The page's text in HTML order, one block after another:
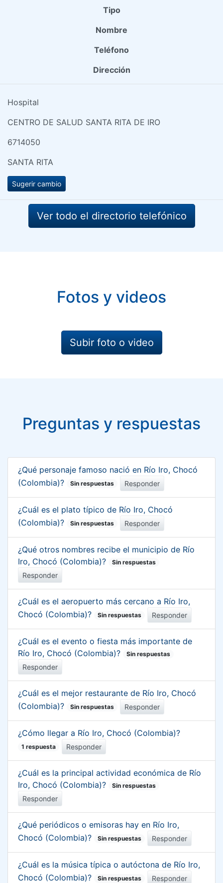
Tipo
Nombre
Teléfono
Dirección
Hospital
CENTRO DE SALUD SANTA RITA DE IRO
6714050
SANTA RITA
Sugerir cambio
Ver todo el directorio telefónico
Fotos y videos
Subir foto o video
Preguntas y respuestas
¿Qué personaje famoso nació en Río Iro, Chocó
(Colombia)?
Sin respuestas Responder
¿Cuál es el plato típico de Río Iro, Chocó
(Colombia)?
Sin respuestas Responder
¿Qué otros nombres recibe el municipio de Río
Iro, Chocó (Colombia)?
Sin respuestas
Responder
¿Cuál es el aeropuerto más cercano a Río Iro,
Chocó (Colombia)?
Sin respuestas Responder
¿Cuál es el evento o fiesta más importante de
Río Iro, Chocó (Colombia)?
Sin respuestas
Responder
¿Cuál es el mejor restaurante de Río Iro, Chocó
(Colombia)?
Sin respuestas Responder
¿Cómo llegar a Río Iro, Chocó (Colombia)?
1 respuesta Responder
¿Cuál es la principal actividad económica de Río
Iro, Chocó (Colombia)?
Sin respuestas
Responder
¿Qué periódicos o emisoras hay en Río Iro,
Chocó (Colombia)?
Sin respuestas Responder
¿Cuál es la música típica o autóctona de Río Iro,
Chocó (Colombia)?
Sin respuestas Responder